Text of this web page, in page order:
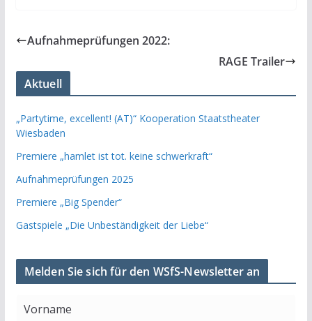
Aufnahmeprüfungen 2022:
RAGE Trailer
Aktuell
„Partytime, excellent! (AT)“ Kooperation Staatstheater
Wiesbaden
Premiere „hamlet ist tot. keine schwerkraft“
Aufnahmeprüfungen 2025
Premiere „Big Spender“
Gastspiele „Die Unbeständigkeit der Liebe“
Melden Sie sich für den WSfS-Newsletter an